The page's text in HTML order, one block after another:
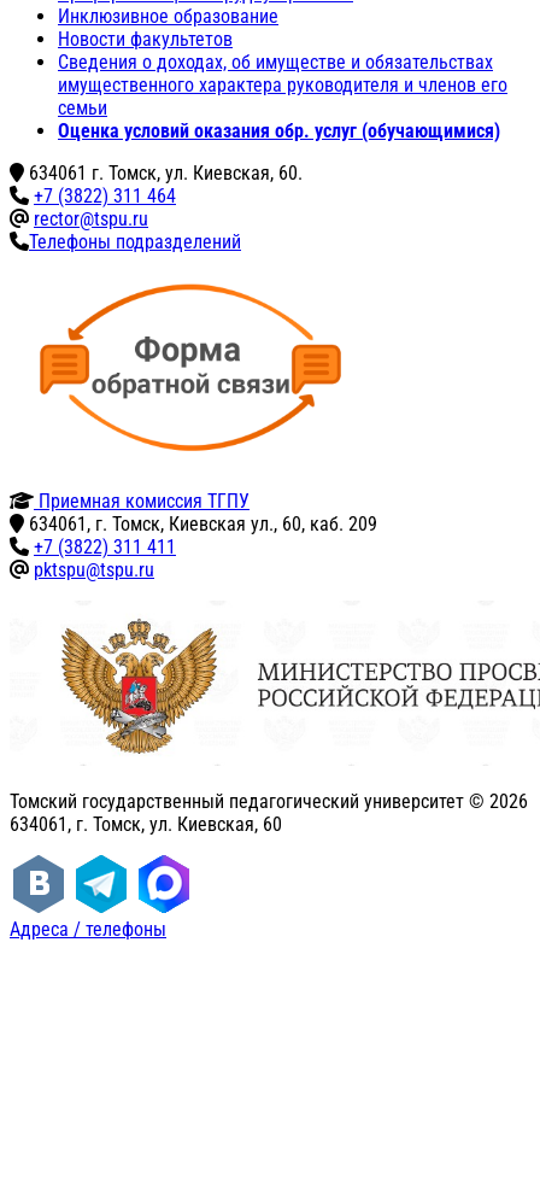
Инклюзивное образование
Новости факультетов
Сведения о доходах, об имуществе и обязательствах
имущественного характера руководителя и членов его
семьи
Оценка условий оказания обр. услуг (обучающимися)
634061 г. Томск, ул. Киевская, 60.
+7 (3822) 311 464
rector@tspu.ru
Телефоны подразделений
Приемная комиссия ТГПУ
634061, г. Томск, Киевская ул., 60, каб. 209
+7 (3822) 311 411
pktspu@tspu.ru
Томский государственный педагогический университет © 2026
634061, г. Томск, ул. Киевская, 60
Адреса / телефоны